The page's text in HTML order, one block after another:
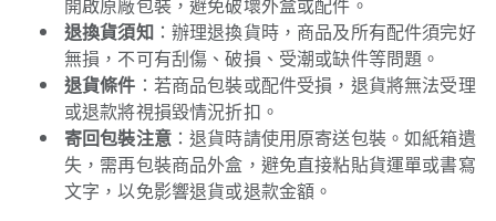
退換貨須知：辦理退換貨時，商品及所有配件須完好
無損，不可有刮傷、破損、受潮或缺件等問題。
退貨條件 ：若商品包裝或配件受損，退貨將無法受理
或退款將視損毀情況折扣。
寄回包裝注意：退貨時請使用原寄送包裝。如紙箱遺
失，需再包裝商品外盒，避免直接粘貼貨運單或書寫
文字，以免影響退貨或退款金額。